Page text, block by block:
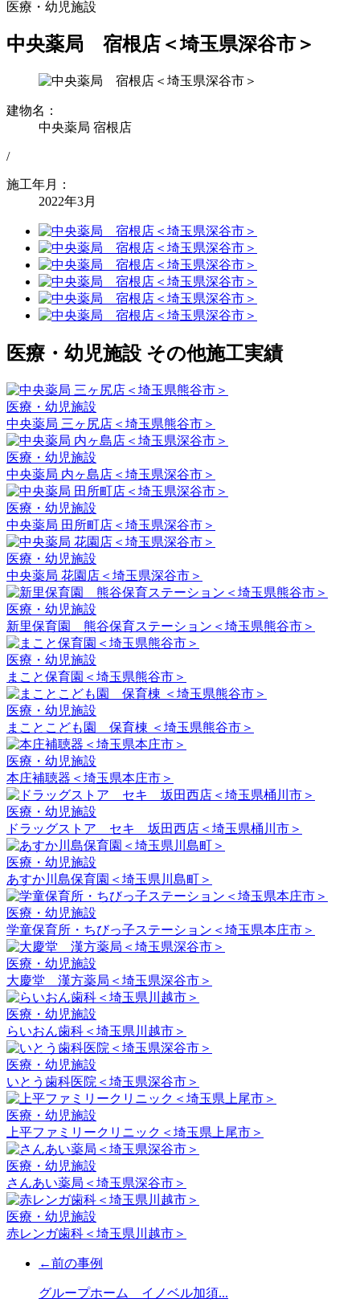
医療・幼児施設
中央薬局 宿根店＜埼玉県深谷市＞
建物名：
中央薬局 宿根店
/
施工年月：
2022年3月
医療・幼児施設 その他施工実績
医療・幼児施設
中央薬局 三ヶ尻店＜埼玉県熊谷市＞
医療・幼児施設
中央薬局 内ヶ島店＜埼玉県深谷市＞
医療・幼児施設
中央薬局 田所町店＜埼玉県深谷市＞
医療・幼児施設
中央薬局 花園店＜埼玉県深谷市＞
医療・幼児施設
新里保育園 熊谷保育ステーション＜埼玉県熊谷市＞
医療・幼児施設
まこと保育園＜埼玉県熊谷市＞
医療・幼児施設
まことこども園 保育棟 ＜埼玉県熊谷市＞
医療・幼児施設
本庄補聴器＜埼玉県本庄市＞
医療・幼児施設
ドラッグストア セキ 坂田西店＜埼玉県桶川市＞
医療・幼児施設
あすか川島保育園＜埼玉県川島町＞
医療・幼児施設
学童保育所・ちびっ子ステーション＜埼玉県本庄市＞
医療・幼児施設
大慶堂 漢方薬局＜埼玉県深谷市＞
医療・幼児施設
らいおん歯科＜埼玉県川越市＞
医療・幼児施設
いとう歯科医院＜埼玉県深谷市＞
医療・幼児施設
上平ファミリークリニック＜埼玉県上尾市＞
医療・幼児施設
さんあい薬局＜埼玉県深谷市＞
医療・幼児施設
赤レンガ歯科＜埼玉県川越市＞
←前の事例
グループホーム イノベル加須...